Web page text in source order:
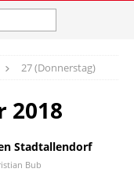
27 (Donnerstag)
2018
Stadtallendorf
Bub